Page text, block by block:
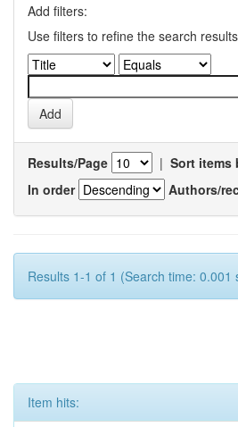
Add filters:
Use filters to refine the search
Results/Page | Sort items
In order
Authors/
Results 1-1 of 1 (Search time: 0.001
Item hits: